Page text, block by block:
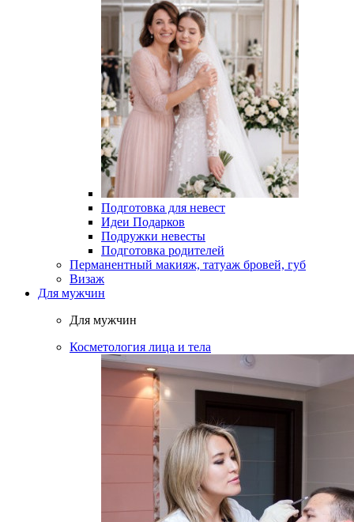
Подготовка для невест
Идеи Подарков
Подружки невесты
Подготовка родителей
Перманентный макияж, татуаж бровей, губ
Визаж
Для мужчин
Для мужчин
Косметология лица и тела